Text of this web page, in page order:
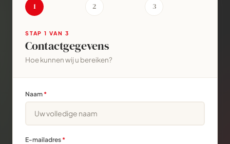
1 2 3
STAP 1 VAN 3
Contactgegevens
Hoe kunnen wij u bereiken?
Naam *
E-mailadres *